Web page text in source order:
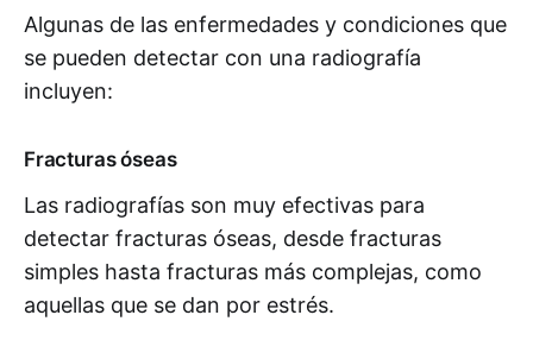
Algunas de las enfermedades y condiciones que
se pueden detectar con una radiografía
incluyen:
Fracturas óseas
Las radiografías son muy efectivas para
detectar fracturas óseas, desde fracturas
simples hasta fracturas más complejas, como
aquellas que se dan por estrés.